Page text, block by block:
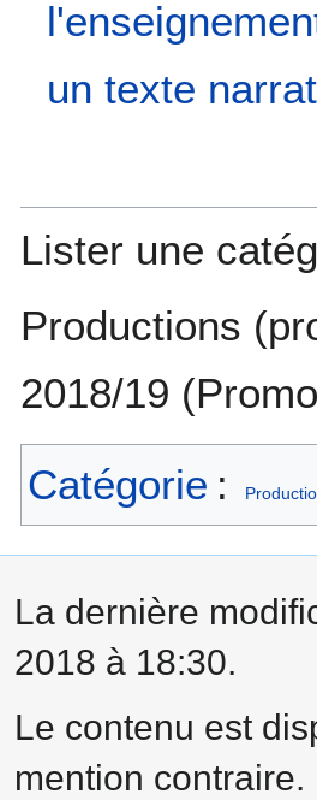
un texte
Lister une
Productions
2018/19
Catégorie :
La dernière
2018 à 18:30.
Le contenu est
mention contraire.